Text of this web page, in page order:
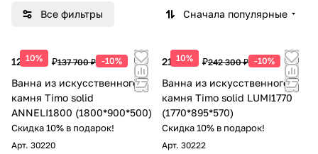
Все фильтры Сначала популярные
10%
123 930 ₽137 700 ₽ -10%
Ванна из искусственного
камня Timo solid
ANNELI1800 (1800*900*500)
Скидка 10% в подарок!
Арт. 30220
10%
218 070 ₽242 300 ₽ -10%
Ванна из искусственного
камня Timo solid LUMI1770
(1770*895*570)
Скидка 10% в подарок!
Арт. 30222